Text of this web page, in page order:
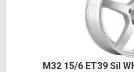
M32 15/6 ET39 Sil